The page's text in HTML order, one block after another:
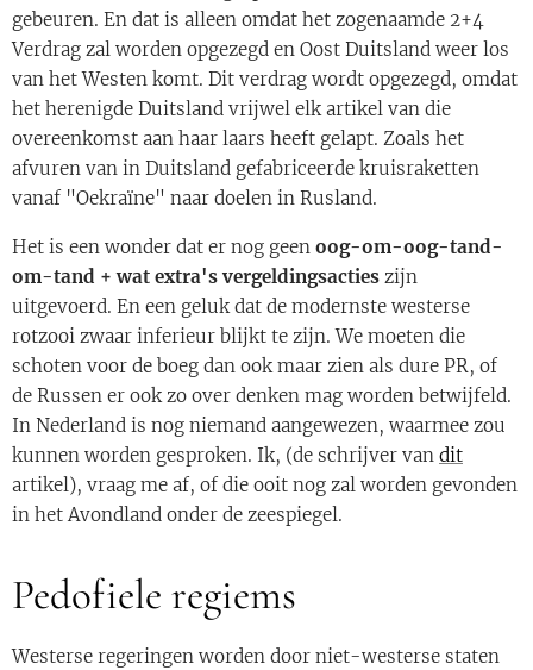
gebeuren. En dat is alleen omdat het zogenaamde 2+4
Verdrag zal worden opgezegd en Oost Duitsland weer los
van het Westen komt. Dit verdrag wordt opgezegd, omdat
het herenigde Duitsland vrijwel elk artikel van die
overeenkomst aan haar laars heeft gelapt. Zoals het
afvuren van in Duitsland gefabriceerde kruisraketten
vanaf "Oekraïne" naar doelen in Rusland.
Het is een wonder dat er nog geen oog-om-oog-tand-
om-tand + wat extra's vergeldingsacties zijn
uitgevoerd. En een geluk dat de modernste westerse
rotzooi zwaar inferieur blijkt te zijn. We moeten die
schoten voor de boeg dan ook maar zien als dure PR, of
de Russen er ook zo over denken mag worden betwijfeld.
In Nederland is nog niemand aangewezen, waarmee zou
kunnen worden gesproken. Ik, (de schrijver van dit
artikel), vraag me af, of die ooit nog zal worden gevonden
in het Avondland onder de zeespiegel.
Pedofiele regiems
Westerse regeringen worden door niet-westerse staten